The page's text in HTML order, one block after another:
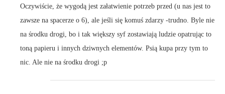
Oczywiście, że wygodą jest załatwienie potrzeb przed (u nas jest to
zawsze na spacerze o 6), ale jeśli się komuś zdarzy -trudno. Byle nie
na środku drogi, bo i tak większy syf zostawiają ludzie opatrując to
toną papieru i innych dziwnych elementów. Psią kupa przy tym to
nic. Ale nie na środku drogi ;p